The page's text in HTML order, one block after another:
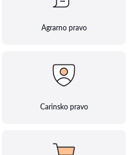
Agrarno pravo
Carinsko pravo